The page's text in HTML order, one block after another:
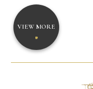
VIEW MORE